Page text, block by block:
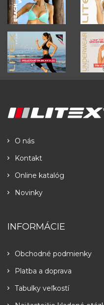
O nás
Kontakt
Online katalóg
Novinky
INFORMÁCIE
Obchodné podmienky
Platba a doprava
Tabulky veľkostí